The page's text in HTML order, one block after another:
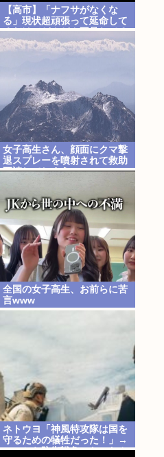
【高市】「ナフサがなくな
る」現状超頑張って延命して
るだけでどんどん不足してる
状況は改善してないのにもう
ナフサあることになった理由
女子高生さん、顔面にクマ撃
退スプレーを噴射されて救助
要請してしまう
全国の女子高生、お前らに苦
言www
ネトウヨ「神風特攻隊は国を
守るための犠牲だった！」→
いつから防衛戦争になったん